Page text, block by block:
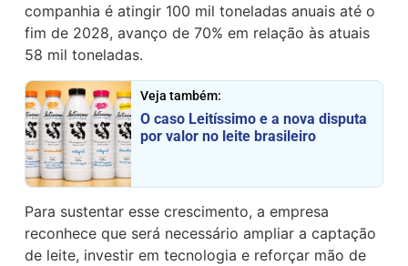
companhia é atingir 100 mil toneladas anuais até o
fim de 2028, avanço de 70% em relação às atuais
58 mil toneladas.
Veja também:
O caso Leitíssimo e a nova disputa
por valor no leite brasileiro
Para sustentar esse crescimento, a empresa
reconhece que será necessário ampliar a captação
de leite, investir em tecnologia e reforçar mão de